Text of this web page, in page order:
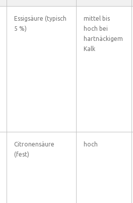
Essigsäure (typisch
5 %)
mittel bis
hoch bei
hartnäckigem
Kalk
Citronensäure
(fest)
hoch